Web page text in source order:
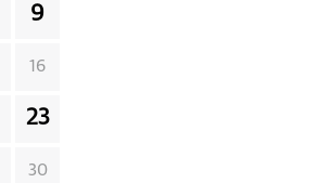
9
16
23
30